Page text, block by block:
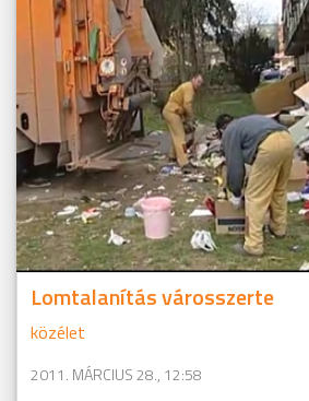
Lomtalanítás városszerte
közélet
2011. MÁRCIUS 28., 12:58